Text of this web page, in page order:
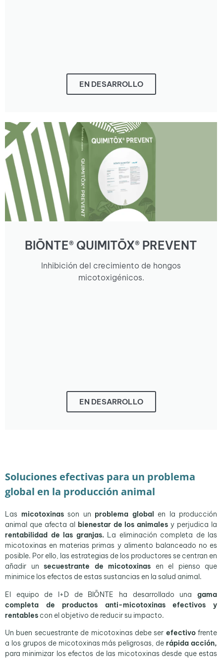
EN DESARROLLO
BIŌNTE® QUIMITŌX® PREVENT
Inhibición del crecimiento de hongos
micotoxigénicos.
EN DESARROLLO
Soluciones efectivas para un problema
global en la producción animal
Las micotoxinasson un problema global en la producción
animal que afecta al bienestar de los animales y perjudica la
rentabilidad de las granjas.La eliminación completa de las
micotoxinas en materias primas y alimento balanceado no es
posible. Por ello, las estrategias de los productores se centran en
añadir un secuestrante de micotoxinas en el pienso que
minimice los efectos de estas sustancias en la salud animal.
El equipo de I+D de BIŌNTE ha desarrollado una gama
completa de productos anti-micotoxinas efectivos y
rentables con el objetivo de reducir su impacto.
Un buen secuestrante de micotoxinas debe ser efectivofrente
a los grupos de micotoxinas más peligrosas, derápida acción,
para minimizar los efectos de las micotoxinas desde que estas